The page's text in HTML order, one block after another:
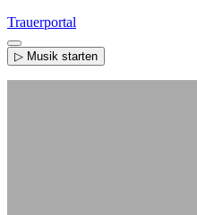
Trauerportal
▷ Musik starten